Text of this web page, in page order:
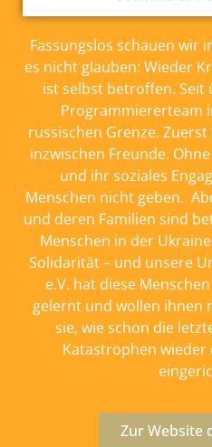
Fassungslos schauen wir
es nicht glauben: Wieder
ist selbst betroffen. Seit
Programmiererteam
russischen Grenze.
inzwischen Freunde.
und ihr soziales
Menschen nicht geben.
und deren Familien sind
Menschen in der
Solidarität – und unsere
e.V. hat diese
gelernt und wollen ihnen
sie, wie schon die
Katastrophen wieder
Zur Website